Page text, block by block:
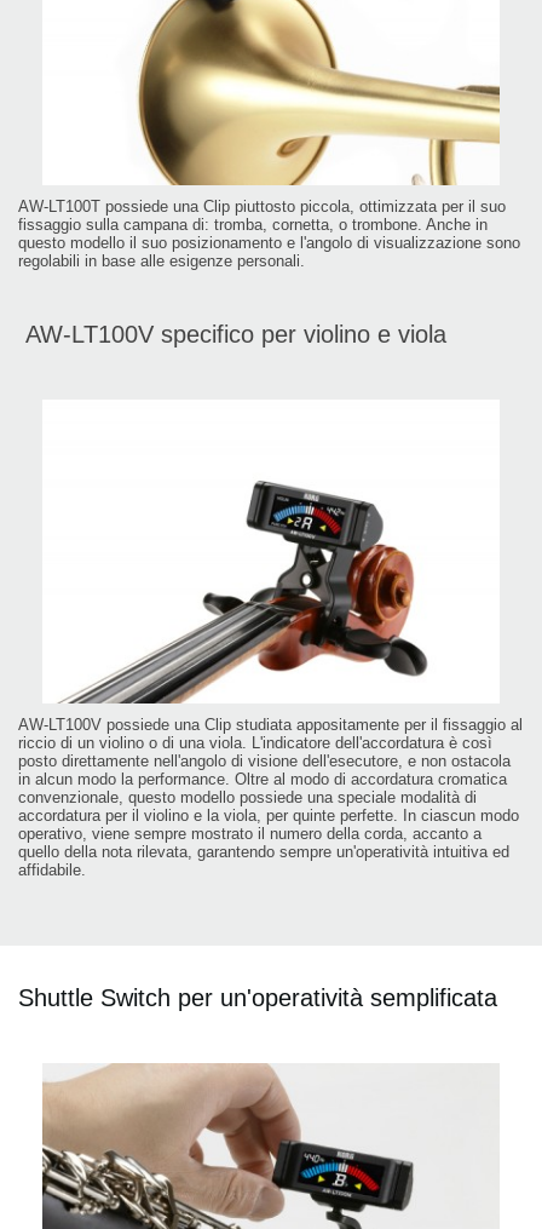
AW-LT100T possiede una Clip piuttosto piccola, ottimizzata per il suo
fissaggio sulla campana di: tromba, cornetta, o trombone. Anche in
questo modello il suo posizionamento e l'angolo di visualizzazione sono
regolabili in base alle esigenze personali.
AW-LT100V specifico per violino e viola
AW-LT100V possiede una Clip studiata appositamente per il fissaggio al
riccio di un violino o di una viola. L'indicatore dell'accordatura è così
posto direttamente nell'angolo di visione dell'esecutore, e non ostacola
in alcun modo la performance. Oltre al modo di accordatura cromatica
convenzionale, questo modello possiede una speciale modalità di
accordatura per il violino e la viola, per quinte perfette. In ciascun modo
operativo, viene sempre mostrato il numero della corda, accanto a
quello della nota rilevata, garantendo sempre un'operatività intuitiva ed
affidabile.
Shuttle Switch per un'operatività semplificata